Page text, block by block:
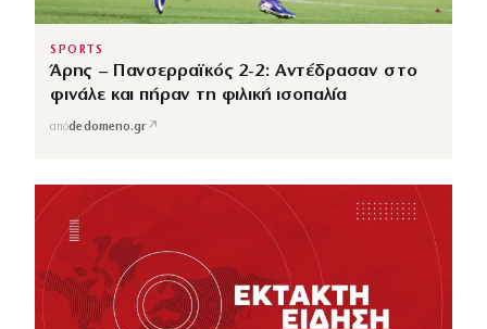
SPORTS
Άρης – Πανσερραϊκός 2-2: Αντέδρασαν στο
φινάλε και πήραν τη φιλική ισοπαλία
απόdedomeno.gr ↗